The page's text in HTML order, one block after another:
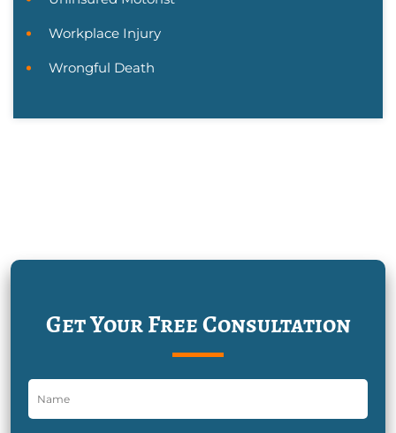
Workplace Injury
Wrongful Death
Get Your Free Consultation